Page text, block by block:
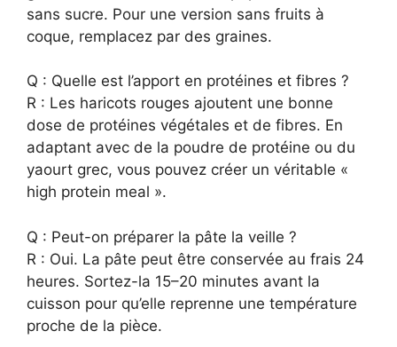
sans sucre. Pour une version sans fruits à
coque, remplacez par des graines.
Q : Quelle est l’apport en protéines et fibres ?
R : Les haricots rouges ajoutent une bonne
dose de protéines végétales et de fibres. En
adaptant avec de la poudre de protéine ou du
yaourt grec, vous pouvez créer un véritable «
high protein meal ».
Q : Peut-on préparer la pâte la veille ?
R : Oui. La pâte peut être conservée au frais 24
heures. Sortez-la 15–20 minutes avant la
cuisson pour qu’elle reprenne une température
proche de la pièce.